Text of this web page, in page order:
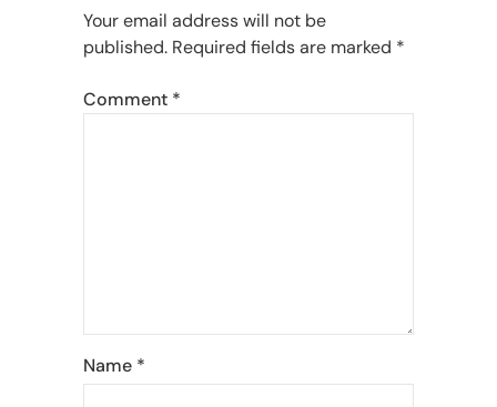
Your email address will not be
published. Required fields are marked *
Comment *
Name *